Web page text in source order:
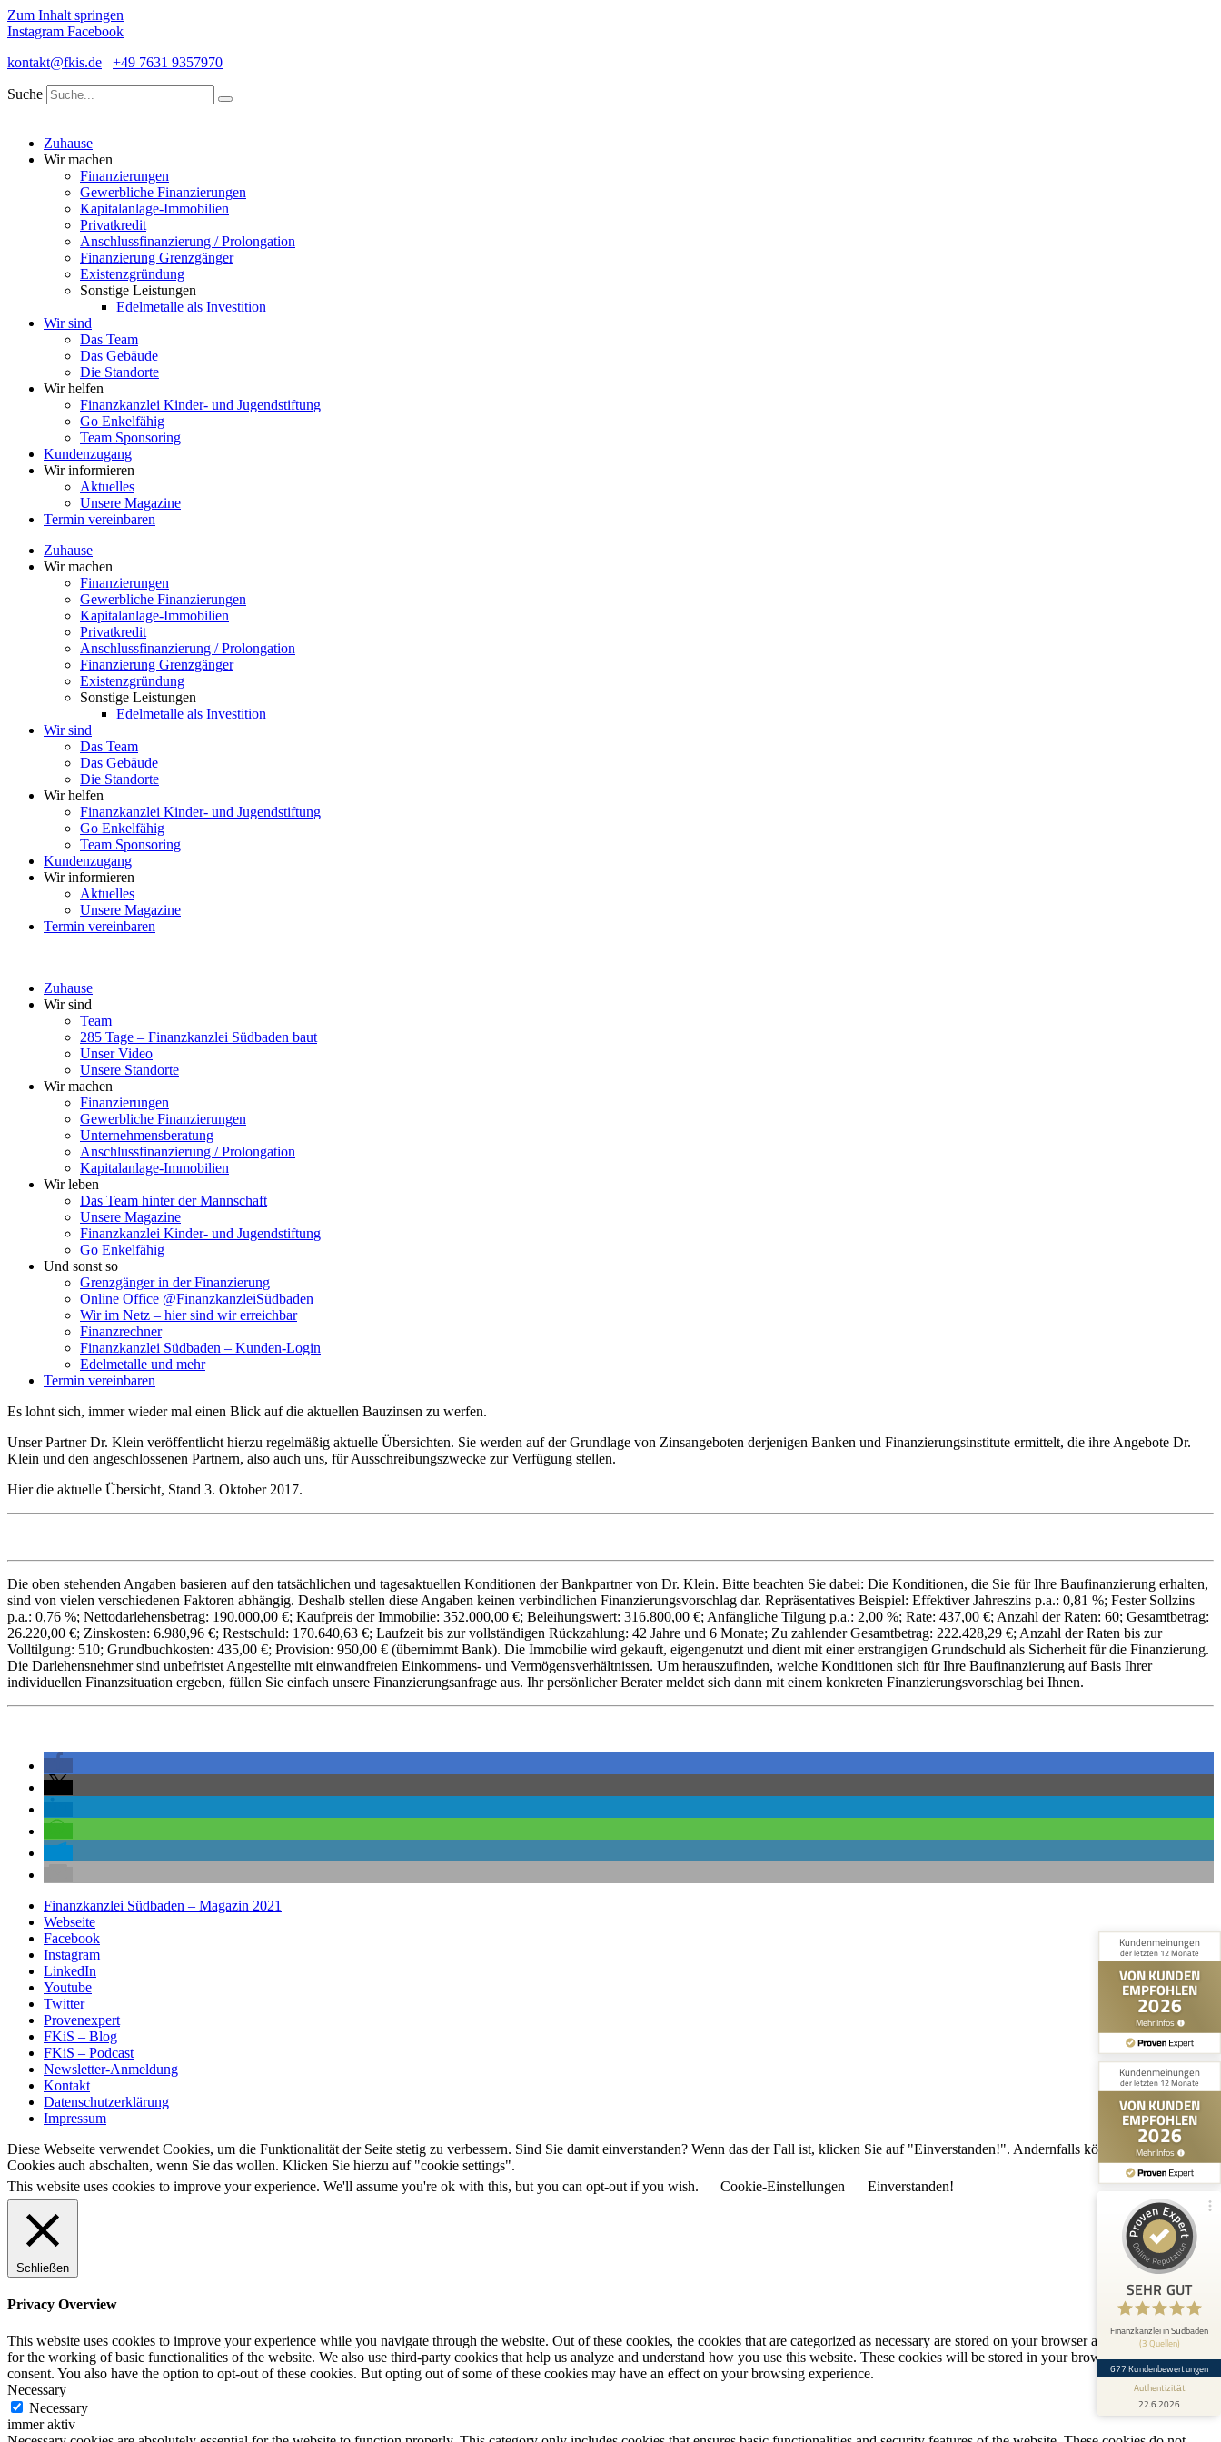
Zum Inhalt springen
Instagram Facebook
kontakt@fkis.de
+49 7631 9357970
Suche
Zuhause
Wir machen
Finanzierungen
Gewerbliche Finanzierungen
Kapitalanlage-Immobilien
Privatkredit
Anschlussfinanzierung / Prolongation
Finanzierung Grenzgänger
Existenzgründung
Sonstige Leistungen
Edelmetalle als Investition
Wir sind
Das Team
Das Gebäude
Die Standorte
Wir helfen
Finanzkanzlei Kinder- und Jugendstiftung
Go Enkelfähig
Team Sponsoring
Kundenzugang
Wir informieren
Aktuelles
Unsere Magazine
Termin vereinbaren
Zuhause
Wir machen
Finanzierungen
Gewerbliche Finanzierungen
Kapitalanlage-Immobilien
Privatkredit
Anschlussfinanzierung / Prolongation
Finanzierung Grenzgänger
Existenzgründung
Sonstige Leistungen
Edelmetalle als Investition
Wir sind
Das Team
Das Gebäude
Die Standorte
Wir helfen
Finanzkanzlei Kinder- und Jugendstiftung
Go Enkelfähig
Team Sponsoring
Kundenzugang
Wir informieren
Aktuelles
Unsere Magazine
Termin vereinbaren
Zuhause
Wir sind
Team
285 Tage – Finanzkanzlei Südbaden baut
Unser Video
Unsere Standorte
Wir machen
Finanzierungen
Gewerbliche Finanzierungen
Unternehmensberatung
Anschlussfinanzierung / Prolongation
Kapitalanlage-Immobilien
Wir leben
Das Team hinter der Mannschaft
Unsere Magazine
Finanzkanzlei Kinder- und Jugendstiftung
Go Enkelfähig
Und sonst so
Grenzgänger in der Finanzierung
Online Office @FinanzkanzleiSüdbaden
Wir im Netz – hier sind wir erreichbar
Finanzrechner
Finanzkanzlei Südbaden – Kunden-Login
Edelmetalle und mehr
Termin vereinbaren
Es lohnt sich, immer wieder mal einen Blick auf die aktuellen Bauzinsen zu werfen.
Unser Partner Dr. Klein veröffentlicht hierzu regelmäßig aktuelle Übersichten. Sie werden auf der Grundlage von Zinsangeboten derjenigen Banken und Finanzierungsinstitute ermittelt, die ihre Angebote Dr.
Klein und den angeschlossenen Partnern, also auch uns, für Ausschreibungszwecke zur Verfügung stellen.
Hier die aktuelle Übersicht, Stand 3. Oktober 2017.
Die oben stehenden Angaben basieren auf den tatsächlichen und tagesaktuellen Konditionen der Bankpartner von Dr. Klein. Bitte beachten Sie dabei: Die Konditionen, die Sie für Ihre Baufinanzierung erhalten,
sind von vielen verschiedenen Faktoren abhängig. Deshalb stellen diese Angaben keinen verbindlichen Finanzierungsvorschlag dar. Repräsentatives Beispiel: Effektiver Jahreszins p.a.: 0,81 %; Fester Sollzins
p.a.: 0,76 %; Nettodarlehensbetrag: 190.000,00 €; Kaufpreis der Immobilie: 352.000,00 €; Beleihungswert: 316.800,00 €; Anfängliche Tilgung p.a.: 2,00 %; Rate: 437,00 €; Anzahl der Raten: 60; Gesamtbetrag:
26.220,00 €; Zinskosten: 6.980,96 €; Restschuld: 170.640,63 €; Laufzeit bis zur vollständigen Rückzahlung: 42 Jahre und 6 Monate; Zu zahlender Gesamtbetrag: 222.428,29 €; Anzahl der Raten bis zur
Volltilgung: 510; Grundbuchkosten: 435,00 €; Provision: 950,00 € (übernimmt Bank). Die Immobilie wird gekauft, eigengenutzt und dient mit einer erstrangigen Grundschuld als Sicherheit für die Finanzierung.
Die Darlehensnehmer sind unbefristet Angestellte mit einwandfreien Einkommens- und Vermögensverhältnissen. Um herauszufinden, welche Konditionen sich für Ihre Baufinanzierung auf Basis Ihrer
individuellen Finanzsituation ergeben, füllen Sie einfach unsere Finanzierungsanfrage aus. Ihr persönlicher Berater meldet sich dann mit einem konkreten Finanzierungsvorschlag bei Ihnen.
Finanzkanzlei Südbaden – Magazin 2021
Webseite
Facebook
Instagram
LinkedIn
Youtube
Twitter
Provenexpert
FKiS – Blog
FKiS – Podcast
Newsletter-Anmeldung
Kontakt
Datenschutzerklärung
Impressum
Diese Webseite verwendet Cookies, um die Funktionalität der Seite stetig zu verbessern. Sind Sie damit einverstanden? Wenn das der Fall ist, klicken Sie auf "Einverstanden!". Andernfalls können Sie die
Cookies auch abschalten, wenn Sie das wollen. Klicken Sie hierzu auf "cookie settings".
This website uses cookies to improve your experience. We'll assume you're ok with this, but you can opt-out if you wish.
Cookie-Einstellungen Einverstanden!
Schließen
Privacy Overview
This website uses cookies to improve your experience while you navigate through the website. Out of these cookies, the cookies that are categorized as necessary are stored on your browser as they are essential
for the working of basic functionalities of the website. We also use third-party cookies that help us analyze and understand how you use this website. These cookies will be stored in your browser only with your
consent. You also have the option to opt-out of these cookies. But opting out of some of these cookies may have an effect on your browsing experience.
Necessary
Necessary
immer aktiv
SEHR GUT
Finanzkanzlei in Südbaden
(3 Quellen)
677 Kundenbewertungen
Authentizität
22.6.2026
Kundenbewertungen und Erfahrungen zu
Finanzkanzlei in Südbaden
100%
Empfehlungen auf
ProvenExpert.com
517
Bewertungen auf
ProvenExpert.com
160
Blick aufs ProvenExpert-Profil werfen
Anonym
Herr Michael Maier war immer sehr
zuvorkommend und angagiert. Viele
Probleme konnte er bewältigen, was ich ...